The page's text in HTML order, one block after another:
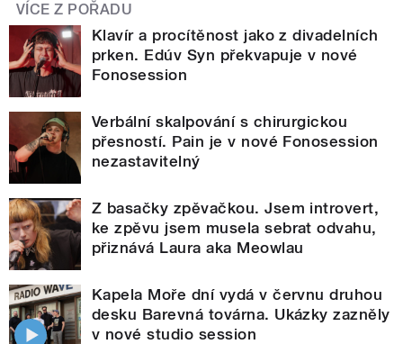
VÍCE Z POŘADU
Klavír a procítěnost jako z divadelních
prken. Edúv Syn překvapuje v nové
Fonosession
Verbální skalpování s chirurgickou
přesností. Pain je v nové Fonosession
nezastavitelný
Z basačky zpěvačkou. Jsem introvert,
ke zpěvu jsem musela sebrat odvahu,
přiznává Laura aka Meowlau
Kapela Moře dní vydá v červnu druhou
desku Barevná továrna. Ukázky zazněly
v nové studio session